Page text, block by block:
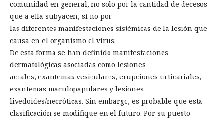
comunidad en general, no solo por la cantidad de decesos
que a ella subyacen, si no por
las diferentes manifestaciones sistémicas de la lesión que
causa en el organismo el virus.
De esta forma se han definido manifestaciones
dermatológicas asociadas como lesiones
acrales, exantemas vesiculares, erupciones urticariales,
exantemas maculopapulares y lesiones
livedoides/necróticas. Sin embargo, es probable que esta
clasificación se modifique en el futuro. Por su puesto